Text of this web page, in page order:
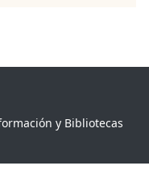
y Bibliotecas